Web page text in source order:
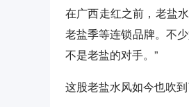
在广西走红之前，老盐
老盐季等连锁品牌。不
不是老盐的对手。”
这股老盐水风如今也吹